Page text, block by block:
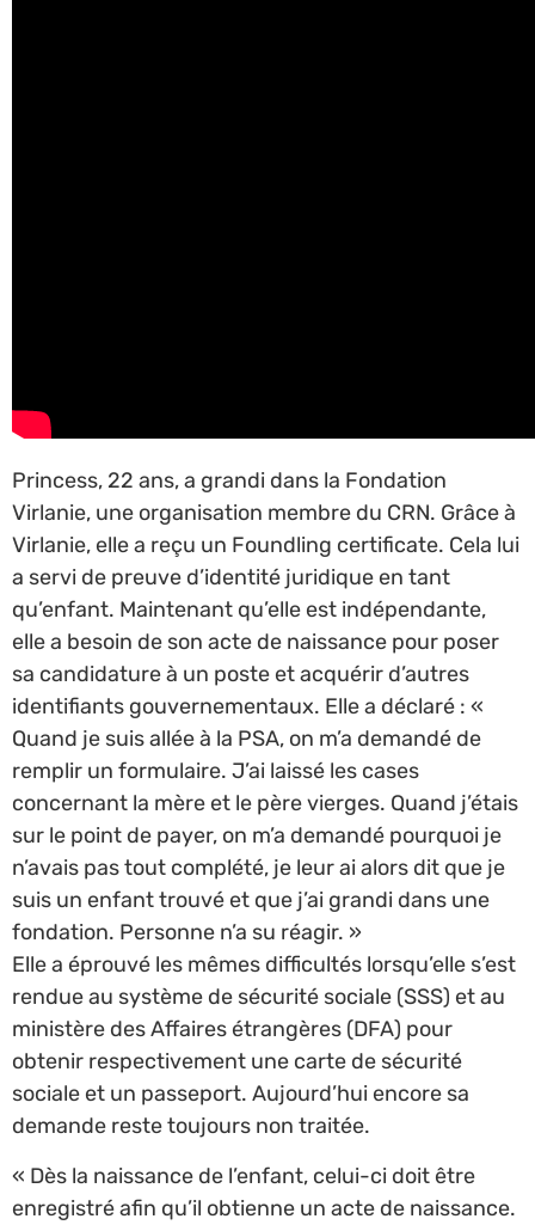
Princess, 22 ans, a grandi dans la Fondation
Virlanie, une organisation membre du CRN. Grâce à
Virlanie, elle a reçu un Foundling certificate. Cela lui
a servi de preuve d’identité juridique en tant
qu’enfant. Maintenant qu’elle est indépendante,
elle a besoin de son acte de naissance pour poser
sa candidature à un poste et acquérir d’autres
identifiants gouvernementaux. Elle a déclaré : «
Quand je suis allée à la PSA, on m’a demandé de
remplir un formulaire. J’ai laissé les cases
concernant la mère et le père vierges. Quand j’étais
sur le point de payer, on m’a demandé pourquoi je
n’avais pas tout complété, je leur ai alors dit que je
suis un enfant trouvé et que j’ai grandi dans une
fondation. Personne n’a su réagir. »
Elle a éprouvé les mêmes difficultés lorsqu’elle s’est
rendue au système de sécurité sociale (SSS) et au
ministère des Affaires étrangères (DFA) pour
obtenir respectivement une carte de sécurité
sociale et un passeport. Aujourd’hui encore sa
demande reste toujours non traitée.
« Dès la naissance de l’enfant, celui-ci doit être
enregistré afin qu’il obtienne un acte de naissance.